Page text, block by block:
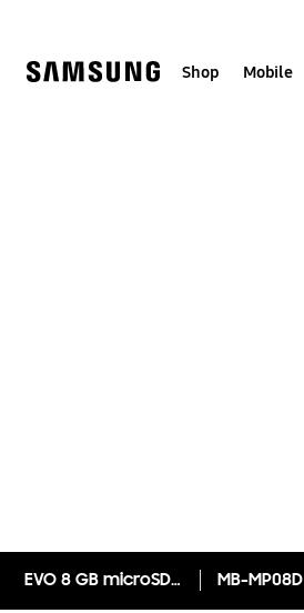
Shop Mobile
EVO 8 GB microSDHC-kort MB-MP08D